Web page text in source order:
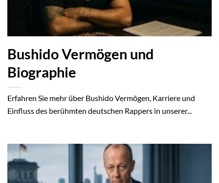
Bushido Vermögen und
Biographie
Erfahren Sie mehr über Bushido Vermögen, Karriere und
Einfluss des berühmten deutschen Rappers in unserer...